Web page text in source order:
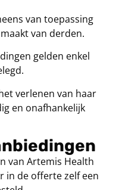
van toepassing
van derden.
gelden enkel
verlenen van haar
en onafhankelijk
van Artemis Health
in de offerte zelf een